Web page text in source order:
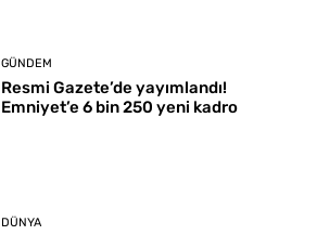
GÜNDEM
Resmi Gazete’de yayımlandı!
Emniyet’e 6 bin 250 yeni kadro
DÜNYA